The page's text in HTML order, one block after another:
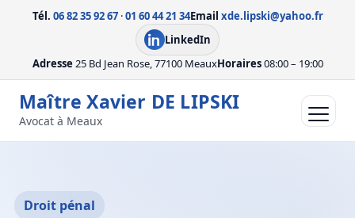
Tél. 06 82 35 92 67·01 60 44 21 34Email xde.lipski@yahoo.fr
LinkedIn
Adresse 25 Bd Jean Rose, 77100 MeauxHoraires08:00 – 19:00
Maître Xavier DE LIPSKI
Avocat à Meaux
Droit pénal